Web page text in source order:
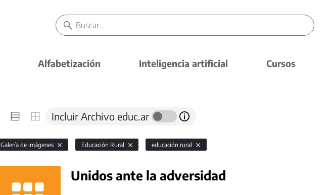
Alfabetización Inteligencia artificial Cursos
Incluir Archivo educ.ar
Galería de imágenes Educación Rural educación rural
Unidos ante la adversidad